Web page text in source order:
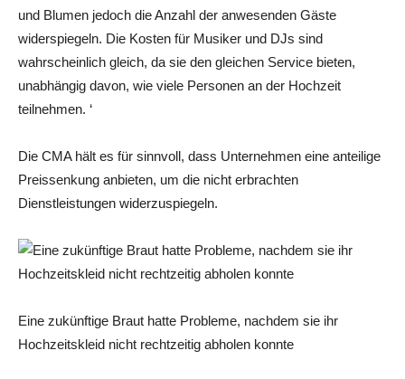
und Blumen jedoch die Anzahl der anwesenden Gäste
widerspiegeln. Die Kosten für Musiker und DJs sind
wahrscheinlich gleich, da sie den gleichen Service bieten,
unabhängig davon, wie viele Personen an der Hochzeit
teilnehmen. ‘
Die CMA hält es für sinnvoll, dass Unternehmen eine anteilige
Preissenkung anbieten, um die nicht erbrachten
Dienstleistungen widerzuspiegeln.
Eine zukünftige Braut hatte Probleme, nachdem sie ihr
Hochzeitskleid nicht rechtzeitig abholen konnte